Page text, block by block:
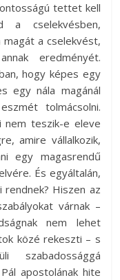
tettet kell
a cselekvésben,
a cselekvést,
eredményét.
hogy képes egy
egy nála magánál
tolmácsolni.
nem teszik-e eleve
amire vállalkozik,
egy magasrendű
És egyáltalán,
Hiszen az
várnak –
nem lehet
közé rekeszti – s
szabadossággá
apostolának hite